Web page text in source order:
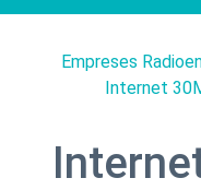
Empreses
Internet